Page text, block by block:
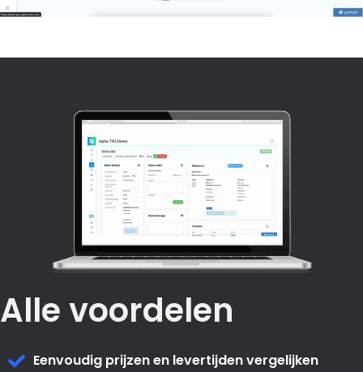
Alle voordelen
Eenvoudig prijzen en levertijden vergelijken